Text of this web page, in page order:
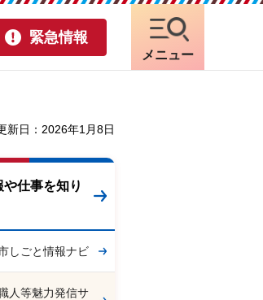
緊急情報
メニュー
新日：2026年1月8日
仕事を知り
しごと情報ナビ
人等魅力発信サ